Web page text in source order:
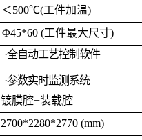
＜500℃(工件加温)
Φ45*60 (工件最大尺寸)
·全自动工艺控制软件
·参数实时监测系统
镀膜腔+装载腔
2700*2280*2770 (mm)